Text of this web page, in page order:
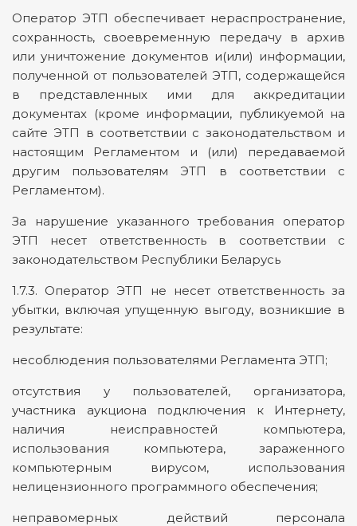
Оператор ЭТП обеспечивает нераспространение,
сохранность, своевременную передачу в архив
или уничтожение документов и(или) информации,
полученной от пользователей ЭТП, содержащейся
в представленных ими для аккредитации
документах (кроме информации, публикуемой на
сайте ЭТП в соответствии с законодательством и
настоящим Регламентом и (или) передаваемой
другим пользователям ЭТП в соответствии с
Регламентом).
За нарушение указанного требования оператор
ЭТП несет ответственность в соответствии с
законодательством Республики Беларусь
1.7.3. Оператор ЭТП не несет ответственность за
убытки, включая упущенную выгоду, возникшие в
результате:
несоблюдения пользователями Регламента ЭТП;
отсутствия у пользователей, организатора,
участника аукциона подключения к Интернету,
наличия неисправностей компьютера,
использования компьютера, зараженного
компьютерным вирусом, использования
нелицензионного программного обеспечения;
неправомерных действий персонала